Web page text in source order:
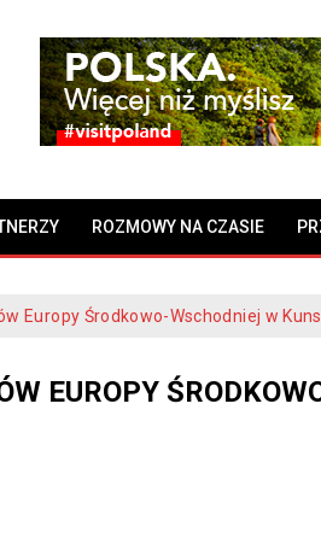
ROZMOWY NA CZASIE
Europy Środkowo-Wschodniej w
EUROPY